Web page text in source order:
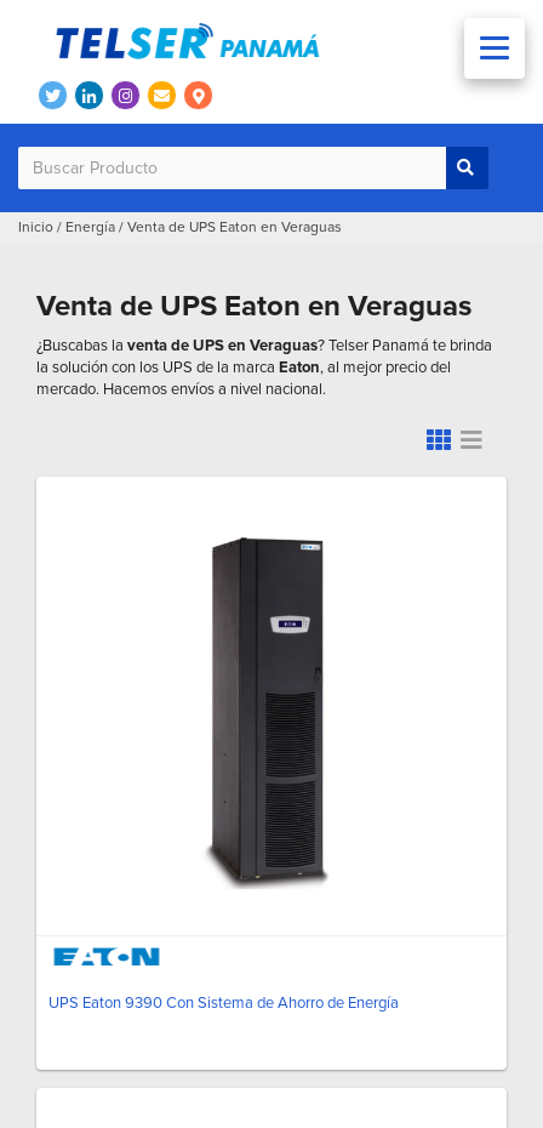
Inicio / Energía / Venta de UPS Eaton en Veraguas
Venta de UPS Eaton en Veraguas
¿Buscabas la venta de UPS en Veraguas? Telser Panamá te brinda
la solución con los UPS de la marca Eaton, al mejor precio del
mercado. Hacemos envíos a nivel nacional.
UPS Eaton 9390 Con Sistema de Ahorro de Energía